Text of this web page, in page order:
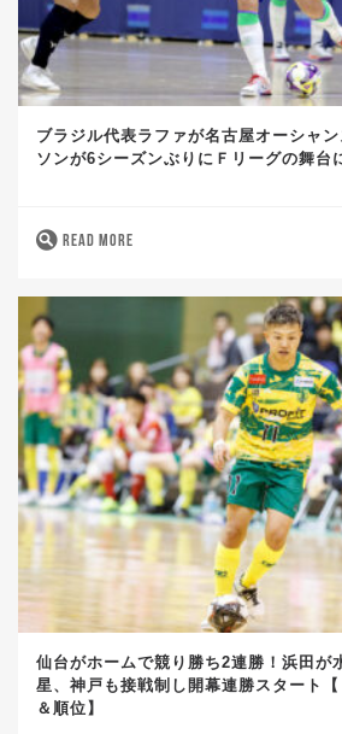
ブラジル代表ラファが名古屋オーシャ
ソンが6シーズンぶりにＦリーグの舞台
READ MORE
仙台がホームで競り勝ち2連勝！浜田が
星、神戸も接戦制し開幕連勝スタート
＆順位】